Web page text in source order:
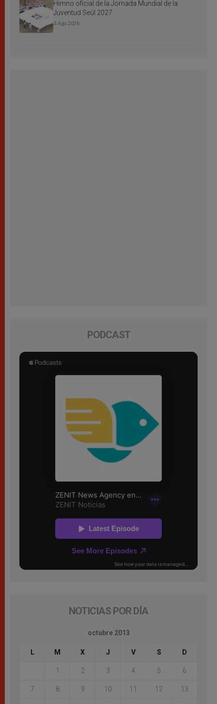
Himno oficial de la Jornada Mundial de la
Juventud Seúl 2027
3 Ago 2026
PODCAST
NOTICIAS POR DÍA
octubre 2013
L M X J V S D
1 2 3 4 5 6
7 8 9 10 11 12 13